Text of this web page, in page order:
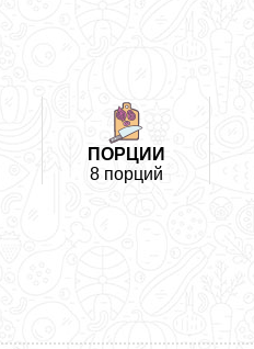
ПОРЦИИ
8 порций